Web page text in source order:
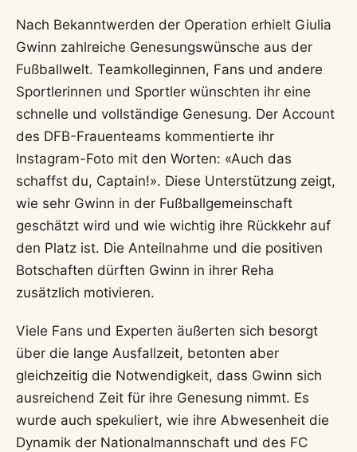
Nach Bekanntwerden der Operation erhielt Giulia
Gwinn zahlreiche Genesungswünsche aus der
Fußballwelt. Teamkolleginnen, Fans und andere
Sportlerinnen und Sportler wünschten ihr eine
schnelle und vollständige Genesung. Der Account
des DFB-Frauenteams kommentierte ihr
Instagram-Foto mit den Worten: «Auch das
schaffst du, Captain!». Diese Unterstützung zeigt,
wie sehr Gwinn in der Fußballgemeinschaft
geschätzt wird und wie wichtig ihre Rückkehr auf
den Platz ist. Die Anteilnahme und die positiven
Botschaften dürften Gwinn in ihrer Reha
zusätzlich motivieren.
Viele Fans und Experten äußerten sich besorgt
über die lange Ausfallzeit, betonten aber
gleichzeitig die Notwendigkeit, dass Gwinn sich
ausreichend Zeit für ihre Genesung nimmt. Es
wurde auch spekuliert, wie ihre Abwesenheit die
Dynamik der Nationalmannschaft und des FC